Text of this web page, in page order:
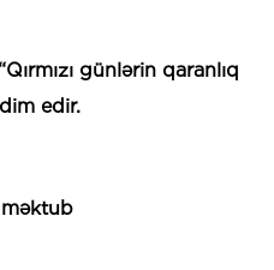
günlərin qaranlıq
edir.